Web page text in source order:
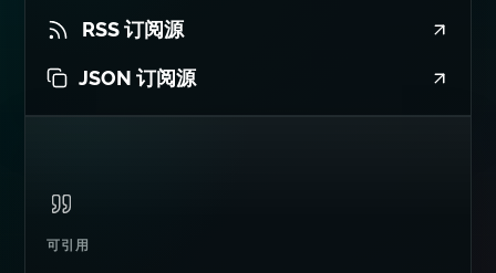
RSS 订阅源
JSON 订阅源
可引用